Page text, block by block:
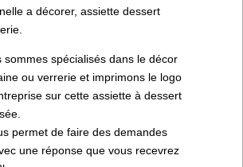
a décorer, assiette dessert
sommes spécialisés dans le décor
ou verrerie et imprimons le logo
sur cette assiette à dessert
permet de faire des demandes
une réponse que vous recevrez